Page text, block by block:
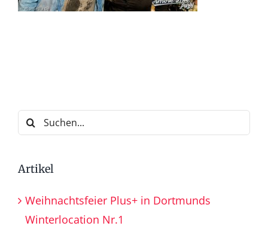
Suche
nach:
Artikel
Weihnachtsfeier Plus+ in Dortmunds
Winterlocation Nr.1